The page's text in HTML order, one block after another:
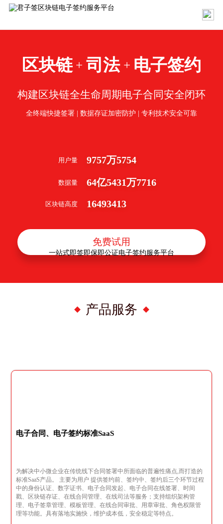
区块链 + 司法 + 电子签约
构建区块链全生命周期电子合同安全闭环
全终端快捷签署 | 数据存证加密防护 | 专利技术安全可靠
用户量 9757万5754
数据量 64亿5431万7716
区块链高度 16493413
免费试用
产品服务
一站式即签即保即公证电子签约服务平台
电子合同、电子签约标准SaaS
为解决中小微企业在传统线下合同签署中所面临的普遍性痛点,而打造的
标准SaaS产品。 主要为用户 提供签约前、签约中、签约后三个环节过程
中的身份认证、数字证书、电子合同发起、电子合同在线签署、时间
戳、区块链存证、在线合同管理、在线司法等服务；支持组织架构管
理、电子签章管理、模板管理、在线合同审批、用章审批、角色权限管
理等功能。具有落地实施快，维护成本低，安全稳定等特点。